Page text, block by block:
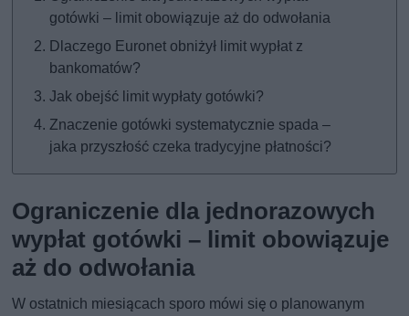
gotówki – limit obowiązuje aż do odwołania
Dlaczego Euronet obniżył limit wypłat z
bankomatów?
Jak obejść limit wypłaty gotówki?
Znaczenie gotówki systematycznie spada –
jaka przyszłość czeka tradycyjne płatności?
Ograniczenie dla jednorazowych
wypłat gotówki – limit obowiązuje
aż do odwołania
W ostatnich miesiącach sporo mówi się o planowanym